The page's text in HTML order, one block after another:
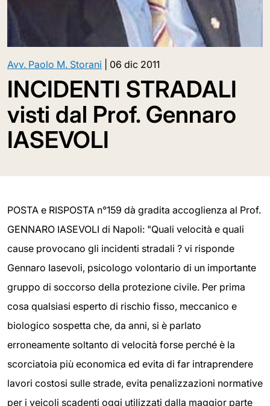
Avv. Paolo M. Storani 06 dic 2011
INCIDENTI STRADALI
visti dal Prof. Gennaro
IASEVOLI
POSTA e RISPOSTA n°159 dà gradita accoglienza al Prof.
GENNARO IASEVOLI di Napoli: "Quali velocità e quali
cause provocano gli incidenti stradali ? vi risponde
Gennaro Iasevoli, psicologo volontario di un importante
gruppo di soccorso della protezione civile. Per prima
cosa qualsiasi esperto di rischio fisso, meccanico e
biologico sospetta che, da anni, si è parlato
erroneamente soltanto di velocità forse perché è la
scorciatoia più economica ed evita di far intraprendere
lavori costosi sulle strade, evita penalizzazioni normative
per i veicoli scadenti oggi utilizzati dalla maggior parte